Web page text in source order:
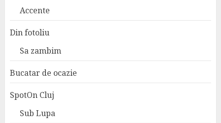
Accente
Din fotoliu
Sa zambim
Bucatar de ocazie
SpotOn Cluj
Sub Lupa